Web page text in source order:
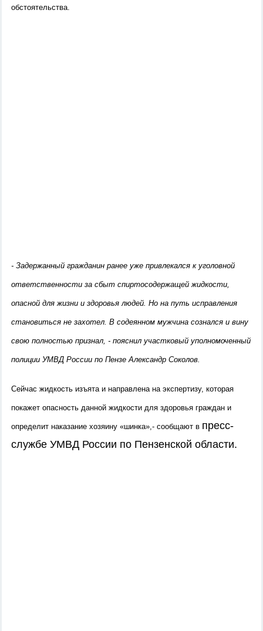
обстоятельства.
- Задержанный гражданин ранее уже привлекался к уголовной
ответственности за сбыт спиртосодержащей жидкости,
опасной для жизни и здоровья людей. Но на путь исправления
становиться не захотел. В содеянном мужчина сознался и вину
свою полностью признал, - пояснил участковый уполномоченный
полиции УМВД России по Пензе Александр Соколов.
Сейчас жидкость изъята и направлена на экспертизу, которая
покажет опасность данной жидкости для здоровья граждан и
определит наказание хозяину «шинка»,- сообщают в пресс-
службе УМВД России по Пензенской области.